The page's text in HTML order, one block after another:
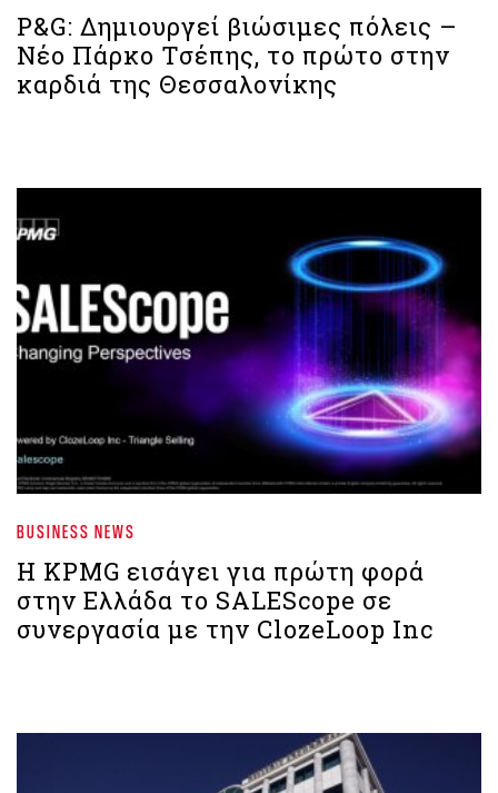
P&G: Δημιουργεί βιώσιμες πόλεις –
Νέο Πάρκο Τσέπης, το πρώτο στην
καρδιά της Θεσσαλονίκης
BUSINESS NEWS
Η KPMG εισάγει για πρώτη φορά
στην Ελλάδα το SALEScope σε
συνεργασία με την ClozeLoop Inc